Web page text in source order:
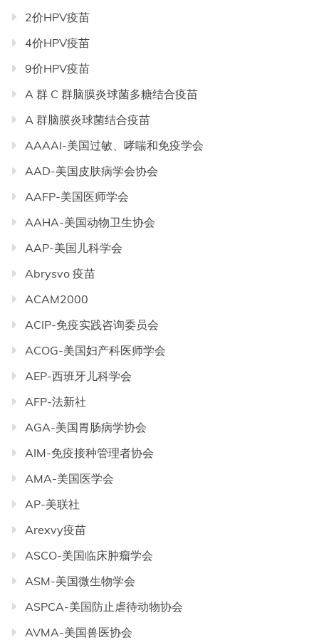
2价HPV疫苗
4价HPV疫苗
9价HPV疫苗
A 群 C 群脑膜炎球菌多糖结合疫苗
A 群脑膜炎球菌结合疫苗
AAAAI-美国过敏、哮喘和免疫学会
AAD-美国皮肤病学会协会
AAFP-美国医师学会
AAHA-美国动物卫生协会
AAP-美国儿科学会
Abrysvo 疫苗
ACAM2000
ACIP-免疫实践咨询委员会
ACOG-美国妇产科医师学会
AEP-西班牙儿科学会
AFP-法新社
AGA-美国胃肠病学协会
AIM-免疫接种管理者协会
AMA-美国医学会
AP-美联社
Arexvy疫苗
ASCO-美国临床肿瘤学会
ASM-美国微生物学会
ASPCA-美国防止虐待动物协会
AVMA-美国兽医协会